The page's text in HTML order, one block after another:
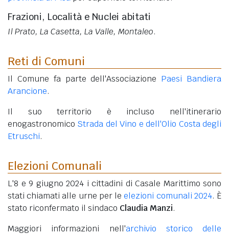
Frazioni, Località e Nuclei abitati
Il Prato, La Casetta, La Valle, Montaleo.
Reti di Comuni
Il Comune fa parte dell'Associazione Paesi Bandiera
Arancione.
Il suo territorio è incluso nell'itinerario
enogastronomico Strada del Vino e dell'Olio Costa degli
Etruschi.
Elezioni Comunali
L'8 e 9 giugno 2024 i cittadini di Casale Marittimo sono
stati chiamati alle urne per leelezioni comunali 2024. È
stato riconfermato il sindaco Claudia Manzi.
Maggiori informazioni nell'archivio storico delle